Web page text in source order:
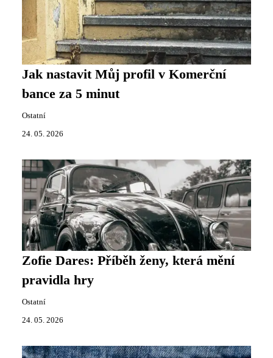
Jak nastavit Můj profil v Komerční
bance za 5 minut
Ostatní
24. 05. 2026
Zofie Dares: Příběh ženy, která mění
pravidla hry
Ostatní
24. 05. 2026